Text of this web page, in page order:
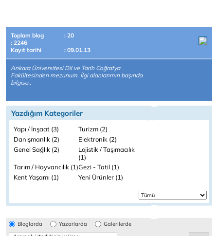
Toplam blog
: 20
: 2246
Kayıt tarihi
: 09.01.13
Ankara Üniversitesi Dil ve Tarih Coğrafya
Fakültesinden mezunum. İlgi alanlarımın başında
bilgisa..
Yazdığım Kategoriler
Yapı / İnşaat (3)
Turizm (2)
Danışmanlık (2)
Elektronik (2)
Genel Sağlık (2)
Lojistik / Taşımacılık
(1)
Tarım / Hayvancılık (1)Gezi - Tatil (1)
Kent Yaşamı (1)
Yeni Ürünler (1)
Bloglarda Yazarlarda Galerilerde